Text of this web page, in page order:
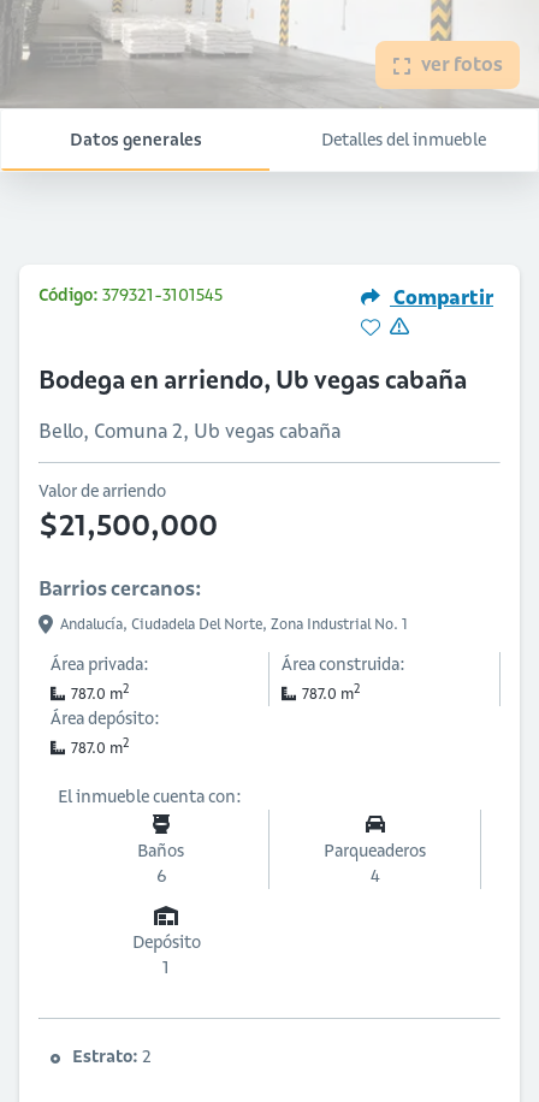
ver fotos
Datos generales Detalles del inmueble
Código: 379321-3101545 Compartir
Bodega en arriendo, Ub vegas cabaña
Bello, Comuna 2, Ub vegas cabaña
Valor de arriendo
$21,500,000
Barrios cercanos:
Andalucía, Ciudadela Del Norte, Zona Industrial No. 1
Área privada:
787.0 m2
Área construida:
787.0 m2
Área depósito:
787.0 m2
El inmueble cuenta con:
Baños
6
Parqueaderos
4
Depósito
1
Estrato: 2